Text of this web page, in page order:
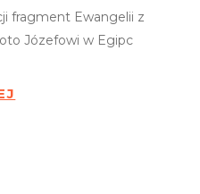
fragment Ewangelii z
Józefowi w Egipc